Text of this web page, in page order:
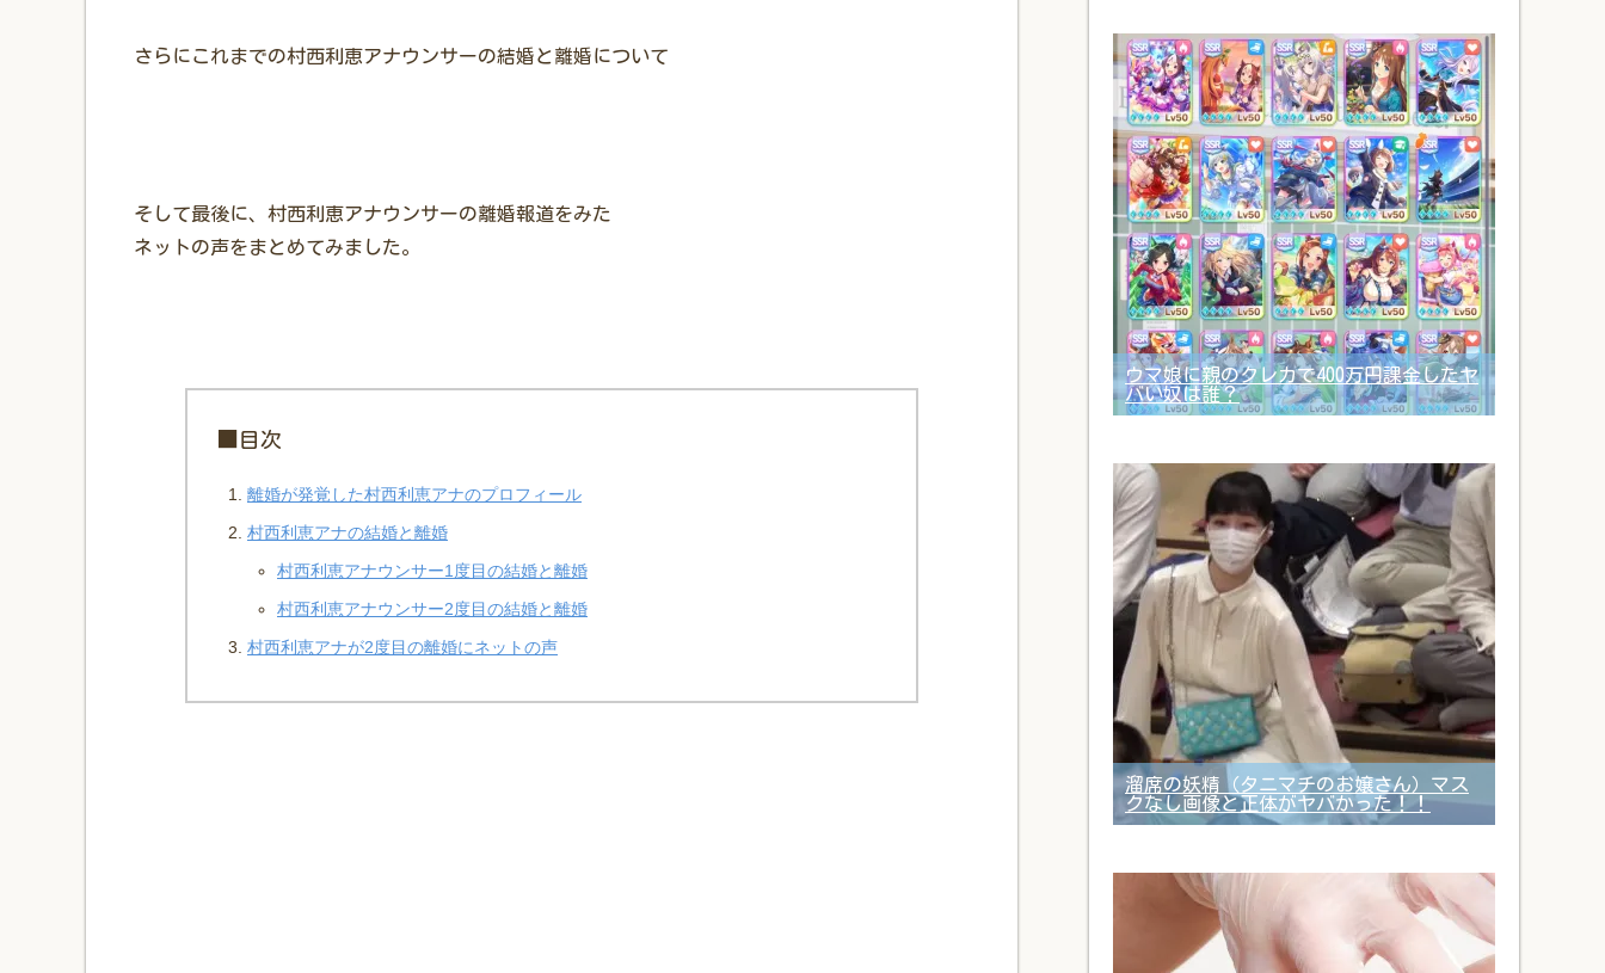
さらにこれまでの村西利恵アナウンサーの結婚と離婚について
そして最後に、村西利恵アナウンサーの離婚報道をみた
ネットの声をまとめてみました。
■目次
離婚が発覚した村西利恵アナのプロフィール
村西利恵アナの結婚と離婚
村西利恵アナウンサー1度目の結婚と離婚
村西利恵アナウンサー2度目の結婚と離婚
村西利恵アナが2度目の離婚にネットの声
ウマ娘に親のクレカで400万円課金したヤ
バい奴は誰？
溜席の妖精（タニマチのお嬢さん）マス
クなし画像と正体がヤバかった！！